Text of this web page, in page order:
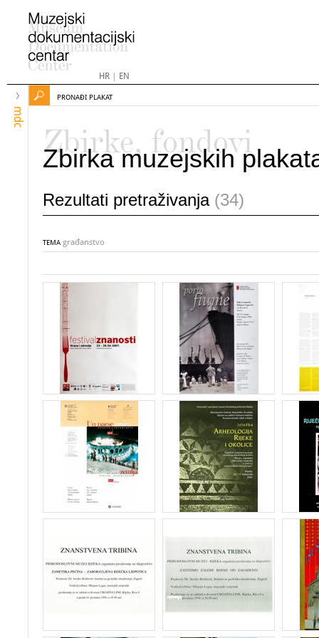
HR| EN
mdc
PRONAĐI PLAKAT
Zbirke, fondovi
Zbirka muzejskih
Rezultati pretraživanja (34)
TEMA građanstvo